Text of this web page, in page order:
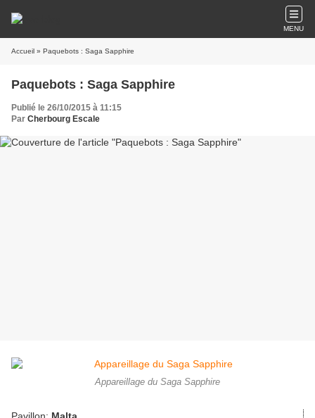
MENU
Accueil » Paquebots : Saga Sapphire
Paquebots : Saga Sapphire
Publié le 26/10/2015 à 11:15
Par Cherbourg Escale
Appareillage du Saga Sapphire